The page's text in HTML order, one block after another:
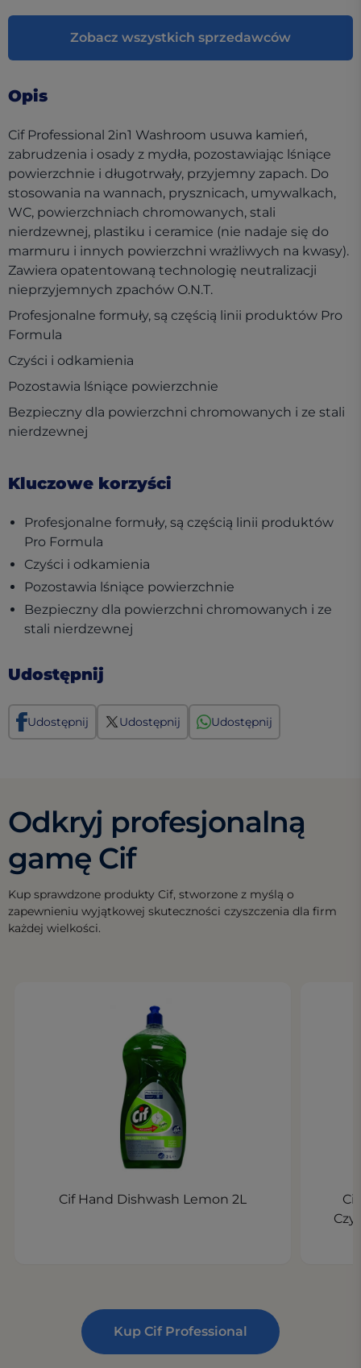
Zobacz wszystkich sprzedawców
Opis
Cif Professional 2in1 Washroom usuwa kamień,
zabrudzenia i osady z mydła, pozostawiając lśniące
powierzchnie i długotrwały, przyjemny zapach. Do
stosowania na wannach, prysznicach, umywalkach,
WC, powierzchniach chromowanych, stali
nierdzewnej, plastiku i ceramice (nie nadaje się do
marmuru i innych powierzchni wrażliwych na kwasy).
Zawiera opatentowaną technologię neutralizacji
nieprzyjemnych zpachów O.N.T.
Profesjonalne formuły, są częścią linii produktów Pro
Formula
Czyści i odkamienia
Pozostawia lśniące powierzchnie
Bezpieczny dla powierzchni chromowanych i ze stali
nierdzewnej
Kluczowe korzyści
Profesjonalne formuły, są częścią linii produktów
Pro Formula
Czyści i odkamienia
Pozostawia lśniące powierzchnie
Bezpieczny dla powierzchni chromowanych i ze
stali nierdzewnej
Udostępnij
Udostępnij Udostępnij Udostępnij
Odkryj profesjonalną
gamę Cif
Kup sprawdzone produkty Cif, stworzone z myślą o
zapewnieniu wyjątkowej skuteczności czyszczenia dla firm
każdej wielkości.
Cif Hand Dishwash Lemon 2L
Kup Cif Professional